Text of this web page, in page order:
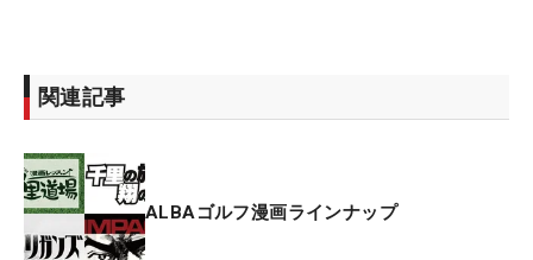
関連記事
ALBAゴルフ漫画ラインナップ